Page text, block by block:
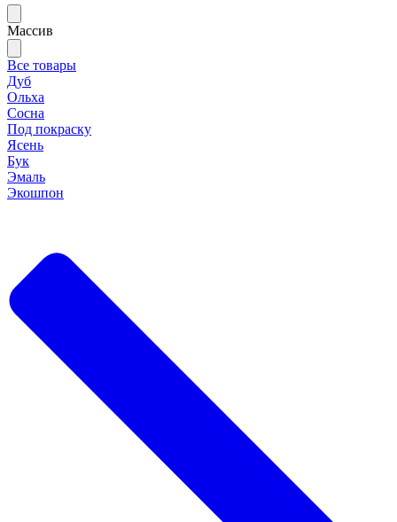
Массив
Все товары
Дуб
Ольха
Сосна
Под покраску
Ясень
Бук
Эмаль
Экошпон